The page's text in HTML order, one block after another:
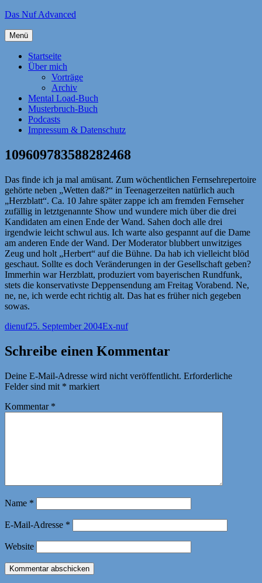
Zum
springen
Das Nuf Advanced
Menü
Startseite
Über mich
Vorträge
Archiv
Mental Load-Buch
Musterbruch-Buch
Podcasts
Impressum & Datenschutz
109609783588282468
Das finde ich ja mal amüsant. Zum wöchentlichen Fernsehrepertoire
gehörte neben „Wetten daß?“ in Teenagerzeiten natürlich auch
„Herzblatt“. Ca. 10 Jahre später zappe ich am fremden Fernseher
zufällig in letztgenannte Show und wundere mich über die drei
Kandidaten am einen Ende der Wand. Sahen doch alle drei
irgendwie leicht schwul aus. Ich warte also gespannt auf die Dame
am anderen Ende der Wand. Der Moderator blubbert unwitziges
Zeug und holt „Herbert“ auf die Bühne. Da hab ich vielleicht blöd
geschaut. Sollte es doch Veränderungen in der Gesellschaft geben?
Immerhin war Herzblatt, produziert vom bayerischen Rundfunk,
stets die konservativste Deppensendung am Freitag Vorabend. Ne,
ne, ne, ich werde echt richtig alt. Das hat es früher nich gegeben
sowas.
Autor
dienufVeröffentlicht
25. September 2004Kategorien
Ex-nuf
Schreibe einen Kommentar
Deine E-Mail-Adresse wird nicht veröffentlicht. Erforderliche
Felder sind mit * markiert
Kommentar *
Name *
E-Mail-Adresse *
Website